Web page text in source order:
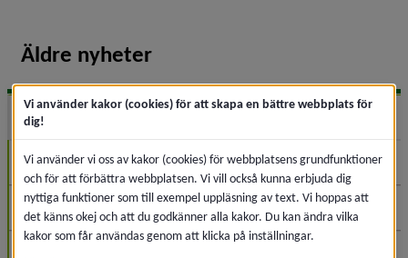
Äldre nyheter
2026
Augusti (4)
Juli (1)
Vi använder kakor (cookies) för att skapa en bättre webbplats för
dig!
Vi använder vi oss av kakor (cookies) för webbplatsens grundfunktioner
och för att förbättra webbplatsen. Vi vill också kunna erbjuda dig
nyttiga funktioner som till exempel uppläsning av text. Vi hoppas att
det känns okej och att du godkänner alla kakor. Du kan ändra vilka
kakor som får användas genom att klicka på inställningar.